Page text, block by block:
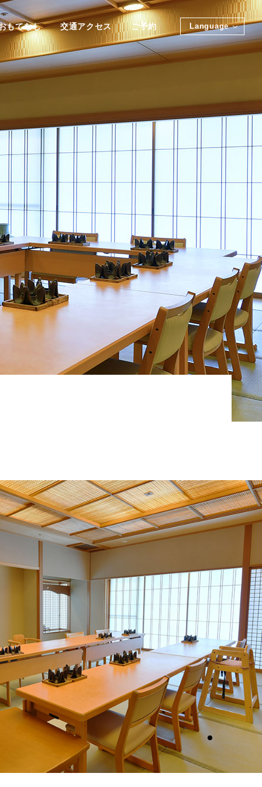
もてなし 交通アクセス ご予約
もてなし 交通アクセス ご予約 Language